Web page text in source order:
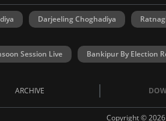
Darjeeling Choghadiya
Session Live Bankipur By Election
ARCHIVE
Copyright ©